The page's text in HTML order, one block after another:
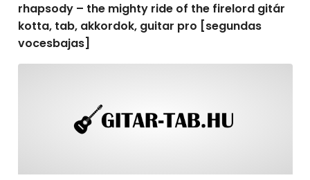
rhapsody – the mighty ride of the firelord gitár
kotta, tab, akkordok, guitar pro [segundas
vocesbajas]